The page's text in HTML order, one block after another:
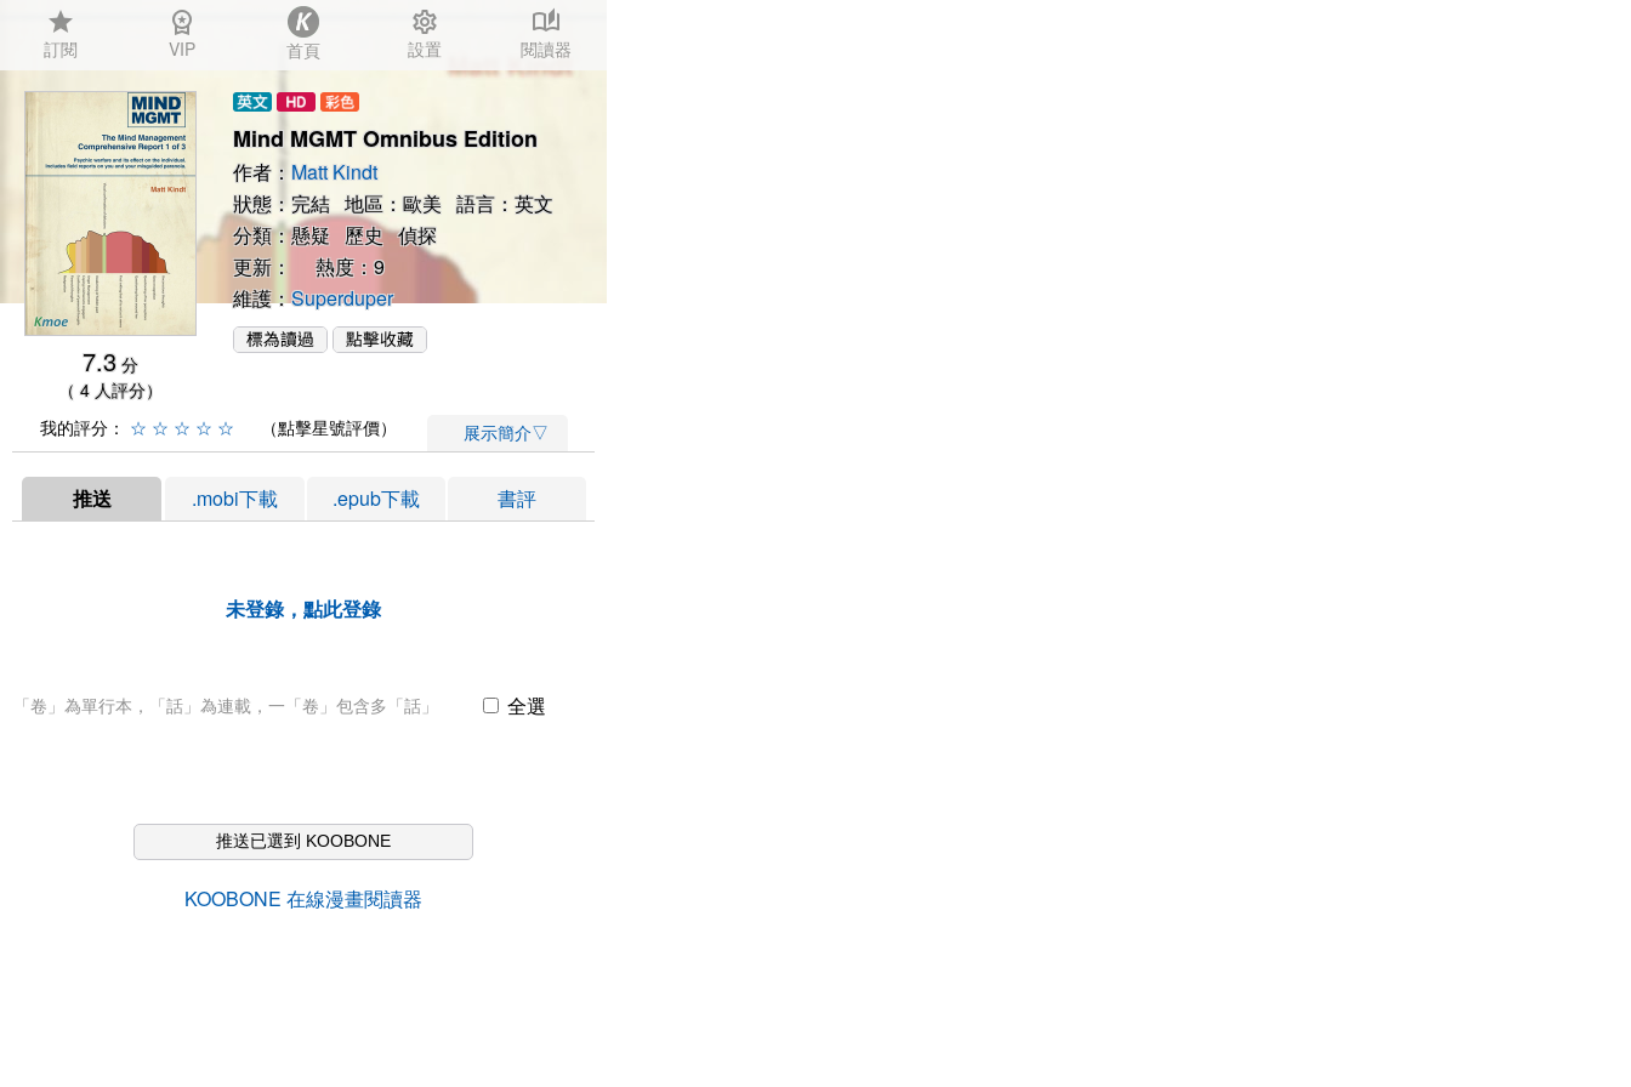
star
訂閱
workspace_premium
VIP 首頁
settings
設置
auto_stories
閱讀器
7.3 分
（ 4 人評分）
Mind MGMT Omnibus Edition
作者： Matt Kindt
狀態：完結 地區：歐美 語言：英文
分類：懸疑 歷史 偵探
更新： 熱度：9
維護：Superduper
我的評分： ☆ ☆ ☆ ☆ ☆ （點擊星號評價） 展示簡介▽
推送 .mobi下載 .epub下載 書評
未登錄，點此登錄
「卷」為單行本，「話」為連載，一「卷」包含多「話」 全選
推送已選到 KOOBONE
KOOBONE 在線漫畫閱讀器